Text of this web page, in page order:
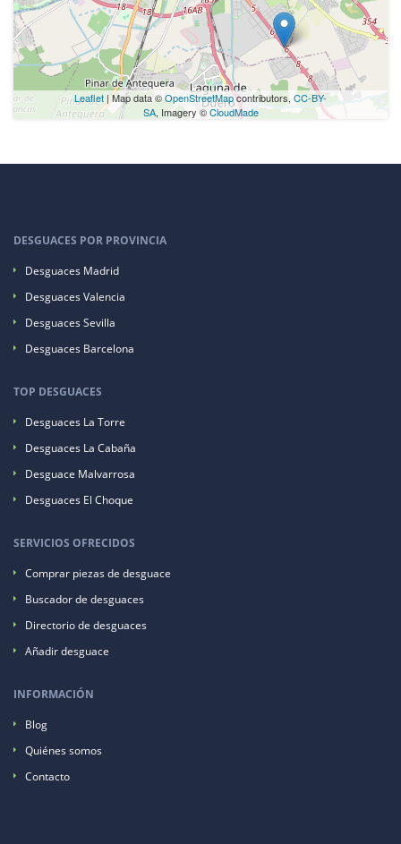
Leaflet | Map data ©OpenStreetMapcontributors, CC-BY-
SA, Imagery ©CloudMade
DESGUACES POR PROVINCIA
Desguaces Madrid
Desguaces Valencia
Desguaces Sevilla
Desguaces Barcelona
TOP DESGUACES
Desguaces La Torre
Desguaces La Cabaña
Desguace Malvarrosa
Desguaces El Choque
SERVICIOS OFRECIDOS
Comprar piezas de desguace
Buscador de desguaces
Directorio de desguaces
Añadir desguace
INFORMACIÓN
Blog
Quiénes somos
Contacto